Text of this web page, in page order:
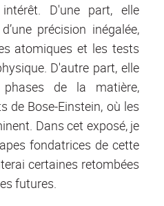
D'une part, elle
précision inégalée,
atomiques et les tests
D'autre part, elle
de la matière,
de Bose-Einstein, où les
Dans cet exposé, je
fondatrices de cette
certaines retombées
futures.